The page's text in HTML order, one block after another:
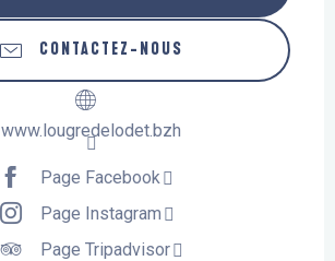
CONTACTEZ-NOUS
www.lougredelodet.bzh
Page Facebook
Page Instagram
Page Tripadvisor